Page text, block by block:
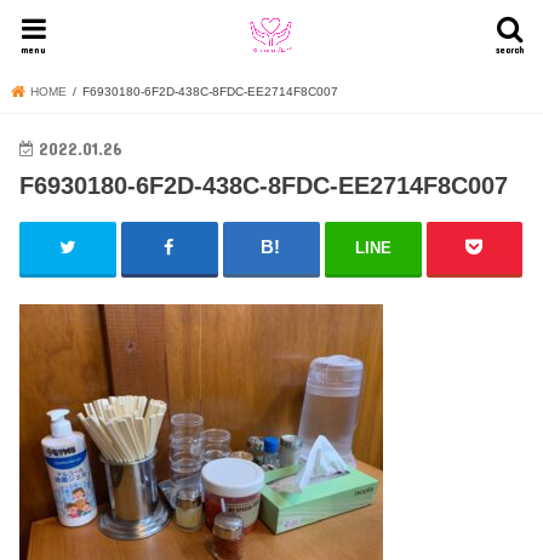
search
menu
HOME F6930180-6F2D-438C-8FDC-EE2714F8C007
2022.01.26
F6930180-6F2D-438C-8FDC-EE2714F8C007
LINE